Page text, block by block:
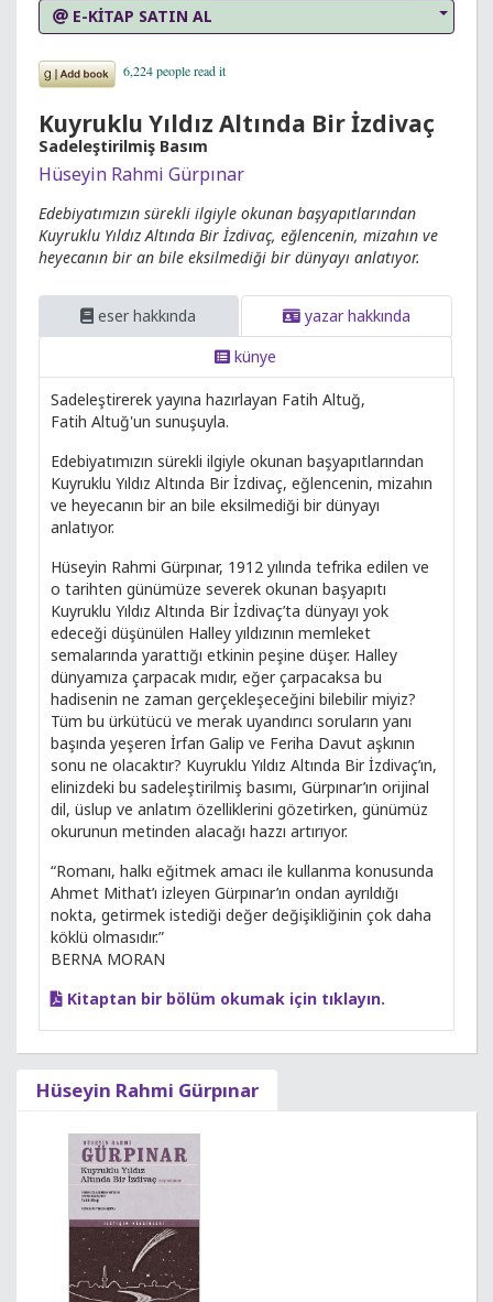
E-KİTAP SATIN AL
Kuyruklu Yıldız Altında Bir İzdivaç
Sadeleştirilmiş Basım
Hüseyin Rahmi Gürpınar
Edebiyatımızın sürekli ilgiyle okunan başyapıtlarından
Kuyruklu Yıldız Altında Bir İzdivaç, eğlencenin, mizahın ve
heyecanın bir an bile eksilmediği bir dünyayı anlatıyor.
eser hakkında
yazar hakkında
künye
Sadeleştirerek yayına hazırlayan Fatih Altuğ,
Fatih Altuğ'un sunuşuyla.
Edebiyatımızın sürekli ilgiyle okunan başyapıtlarından
Kuyruklu Yıldız Altında Bir İzdivaç, eğlencenin, mizahın
ve heyecanın bir an bile eksilmediği bir dünyayı
anlatıyor.
Hüseyin Rahmi Gürpınar, 1912 yılında tefrika edilen ve
o tarihten günümüze severek okunan başyapıtı
Kuyruklu Yıldız Altında Bir İzdivaç’ta dünyayı yok
edeceği düşünülen Halley yıldızının memleket
semalarında yarattığı etkinin peşine düşer. Halley
dünyamıza çarpacak mıdır, eğer çarpacaksa bu
hadisenin ne zaman gerçekleşeceğini bilebilir miyiz?
Tüm bu ürkütücü ve merak uyandırıcı soruların yanı
başında yeşeren İrfan Galip ve Feriha Davut aşkının
sonu ne olacaktır? Kuyruklu Yıldız Altında Bir İzdivaç’ın,
elinizdeki bu sadeleştirilmiş basımı, Gürpınar’ın orijinal
dil, üslup ve anlatım özelliklerini gözetirken, günümüz
okurunun metinden alacağı hazzı artırıyor.
“Romanı, halkı eğitmek amacı ile kullanma konusunda
Ahmet Mithat’ı izleyen Gürpınar’ın ondan ayrıldığı
nokta, getirmek istediği değer değişikliğinin çok daha
köklü olmasıdır.”
BERNA MORAN
Kitaptan bir bölüm okumak için tıklayın.
Hüseyin Rahmi Gürpınar